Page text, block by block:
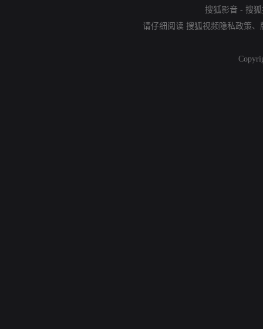
搜狐影音 - 搜
请仔细阅读 搜狐视频隐私政策、